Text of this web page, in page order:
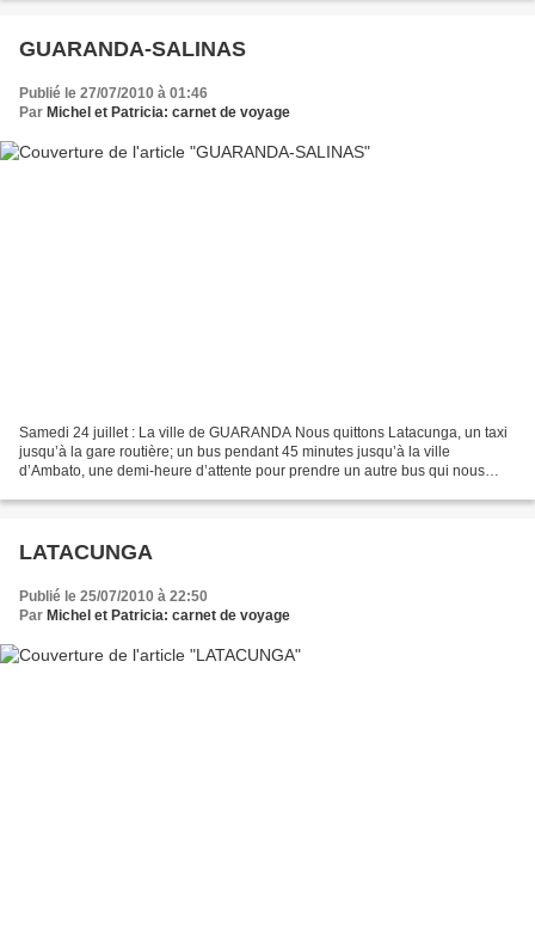
GUARANDA-SALINAS
Publié le 27/07/2010 à 01:46
Par Michel et Patricia: carnet de voyage
Samedi 24 juillet : La ville de GUARANDA Nous quittons Latacunga, un taxi
jusqu’à la gare routière; un bus pendant 45 minutes jusqu’à la ville
d’Ambato, une demi-heure d’attente pour prendre un autre bus qui nous
LATACUNGA
Publié le 25/07/2010 à 22:50
Par Michel et Patricia: carnet de voyage